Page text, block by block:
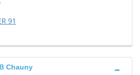
91
Chauny